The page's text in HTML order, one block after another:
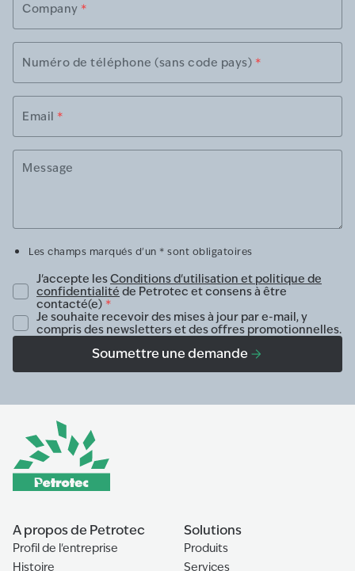
Company *
Numéro de téléphone (sans code pays) *
Email *
Message
Les champs marqués d'un * sont obligatoires
J'accepte lesConditions d'utilisation et politique de
confidentialité de Petrotec et consens à être
contacté(e) *
Je souhaite recevoir des mises à jour par e-mail, y
compris des newsletters et des offres promotionnelles.
Soumettre une demande
A propos de Petrotec
Profil de l'entreprise
Histoire
Solutions
Produits
Services